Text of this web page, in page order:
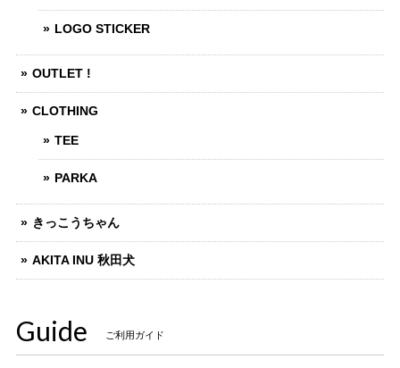
LOGO STICKER
OUTLET !
CLOTHING
TEE
PARKA
きっこうちゃん
AKITA INU 秋田犬
Guide ご利用ガイド